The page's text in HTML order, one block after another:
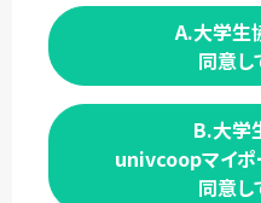
A.大学生
同意し
B.大学
univcoopマイポ
同意し